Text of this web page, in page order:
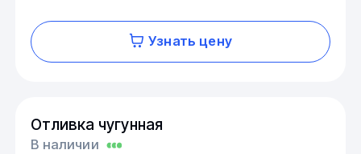
Узнать цену
Отливка чугунная
В наличии